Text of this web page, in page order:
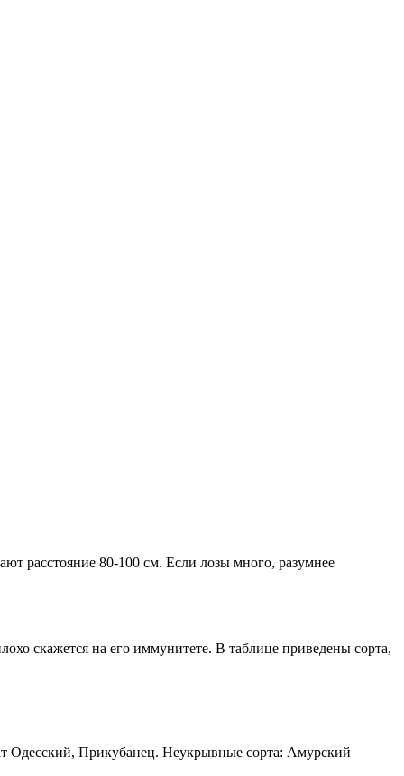
расстояние 80-100 см. Если лозы много, разумнее
скажется на его иммунитете. В таблице приведены сорта,
Одесский, Прикубанец. Неукрывные сорта: Амурский